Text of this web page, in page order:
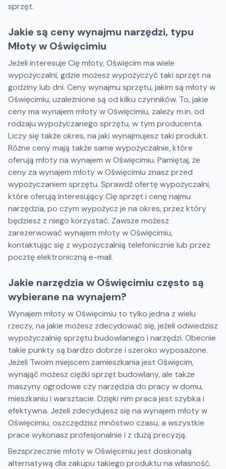
sprzęt.
Jakie są ceny wynajmu narzędzi, typu
Młoty w Oświęcimiu
Jeżeli interesuje Cię młoty, Oświęcim ma wiele
wypożyczalni, gdzie możesz wypożyczyć taki sprzęt na
godziny lub dni. Ceny wynajmu sprzętu, jakim są młoty w
Oświęcimiu, uzależnione są od kilku czynników. To, jakie
ceny ma wynajem młoty w Oświęcimiu, zależy m.in. od
rodzaju wypożyczanego sprzętu, w tym producenta.
Liczy się także okres, na jaki wynajmujesz taki produkt.
Różne ceny mają także same wypożyczalnie, które
oferują młoty na wynajem w Oświęcimiu. Pamiętaj, że
ceny za wynajem młoty w Oświęcimiu znasz przed
wypożyczaniem sprzętu. Sprawdź ofertę wypożyczalni,
które oferują interesujący Cię sprzęt i cenę najmu
narzędzia, po czym wypożycz je na okres, przez który
będziesz z niego korzystać. Zawsze możesz
zarezerwować wynajem młoty w Oświęcimiu,
kontaktując się z wypożyczalnią telefonicznie lub przez
pocztę elektroniczną e-mail.
Jakie narzędzia w Oświęcimiu często są
wybierane na wynajem?
Wynajem młoty w Oświęcimiu to tylko jedna z wielu
rzeczy, na jakie możesz zdecydować się, jeżeli odwiedzisz
wypożyczalnię sprzętu budowlanego i narzędzi. Obecnie
takie punkty są bardzo dobrze i szeroko wyposażone.
Jeżeli Twoim miejscem zamieszkania jest Oświęcim,
wynająć możesz ciężki sprzęt budowlany, ale także
maszyny ogrodowe czy narzędzia do pracy w domu,
mieszkaniu i warsztacie. Dzięki nim praca jest szybka i
efektywna. Jeżeli zdecydujesz się na wynajem młoty w
Oświęcimiu, oszczędzisz mnóstwo czasu, a wszystkie
prace wykonasz profesjonalnie i z dużą precyzją.
Bezsprzecznie młoty w Oświęcimiu jest doskonałą
alternatywą dla zakupu takiego produktu na własność.